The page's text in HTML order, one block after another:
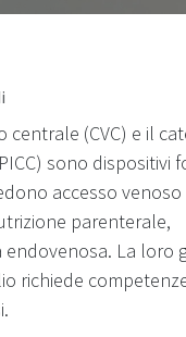
centrale (CVC) e il
sono dispositivi
accesso
parenterale,
La loro
richiede